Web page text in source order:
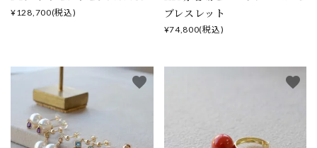
¥128,700(税込)
ブレスレット
¥74,800(税込)
favorite favorite